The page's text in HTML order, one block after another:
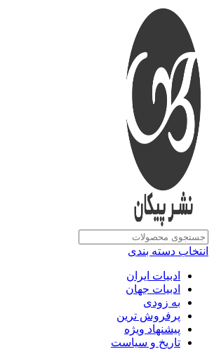
انتخاب دسته بندی
ادبیات ایران
ادبیات جهان
به زودی
پرفروش ترین
پیشنهاد ویژه
تاریخ و سیاست